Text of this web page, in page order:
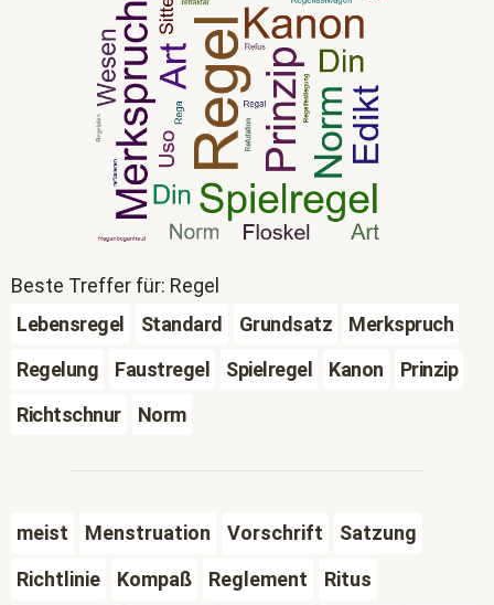
Beste Treffer für: Regel
Lebensregel
Standard Grundsatz
Merkspruch
Regelung
Faustregel Spielregel Kanon
Prinzip
Richtschnur
Norm
meist Menstruation Vorschrift
Satzung
Richtlinie
Kompaß Reglement
Ritus